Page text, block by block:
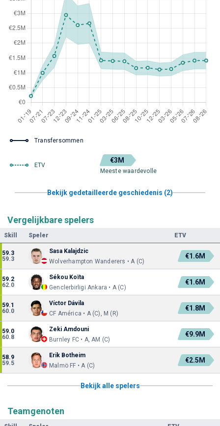
Transfersommen
ETV
€3M
Meeste waardevolle
Bekijk gedetailleerde geschiedenis (2)
Vergelijkbare spelers
Skill Speler ETV
59.3
59.3
Sasa Kalajdzic
Wolverhampton Wanderers • A (C)
€1.6M
59.2
62.0
Sékou Koïta
Genclerbirligi Ankara • A (C)
€1.6M
59.1
60.0
Víctor Dávila
CF América • A (C), M (R)
€1.8M
59.0
60.8
Zeki Amdouni
Burnley FC • A, AM (C)
€9.9M
58.9
59.5
Erik Botheim
Malmö FF • A (C)
€2.5M
Bekijk alle spelers
Teamgenoten